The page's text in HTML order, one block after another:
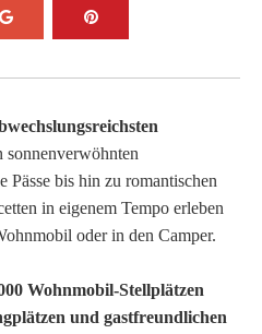
sonnenverwöhnten
Pässe bis hin zu romantischen
in eigenem Tempo erleben
oder in den Camper.
Wohnmobil-Stellplätzen
und gastfreundlichen